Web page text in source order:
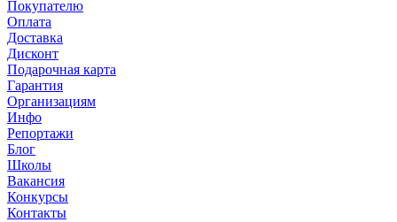
Покупателю
Оплата
Доставка
Дисконт
Подарочная карта
Гарантия
Организациям
Инфо
Репортажи
Блог
Школы
Вакансия
Конкурсы
Контакты